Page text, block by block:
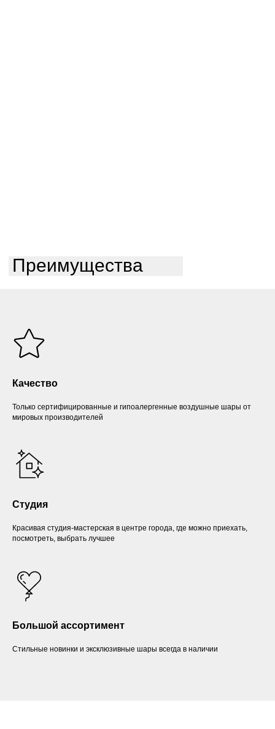
Преимущества
Качество
Только сертифицированные и гипоалергенные воздушные шары от
мировых производителей
Студия
Красивая студия-мастерская в центре города, где можно приехать,
посмотреть, выбрать лучшее
Большой ассортимент
Стильные новинки и эксклюзивные шары всегда в наличии